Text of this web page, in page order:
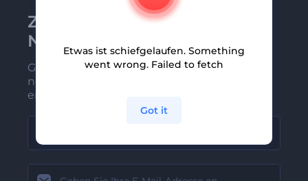
Zu Renderforest-
Newsletter anmelden
Gehören Sie zu den Ersten, die unsere
neuesten Nachrichten und Angebote
erhalten
Etwas ist schiefgelaufen. Something
went wrong. Failed to fetch
Got it